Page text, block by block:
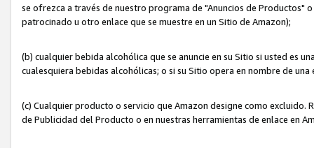
se ofrezca a través de nuestro programa de "Anuncios de Productos"
patrocinado u otro enlace que se muestre en un Sitio de Amazon);
(b) cualquier bebida alcohólica que se anuncie en su Sitio si usted es
cualesquiera bebidas alcohólicas; o si su Sitio opera en nombre de
(c) Cualquier producto o servicio que Amazon designe como excluido.
de Publicidad del Producto o en nuestras herramientas de enlace en